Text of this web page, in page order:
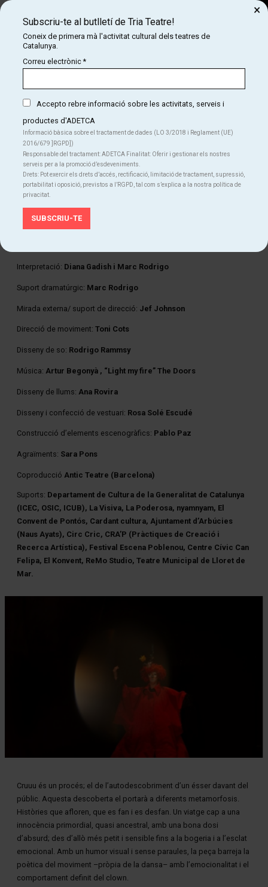
CARTELLERA
CRUUU
Del dj. 13.03.25 al dg. 12.04.26|20:00 h
Antic Teatre
Durada:60 min
Edat recomanada
A partir de 8 anys
Interpretació: Diana Gadish i Marc Rodrigo
Suport dramatúrgic: Marc Rodrigo
Mirada externa/ suport de direcció: Jef Johnson
Direcció de moviment: Toni Cots
Disseny de so: Rodrigo Rammsy
Música: Artur Begonyà , “Light my fire” The Doors
Disseny de llums: Ana Rovira
Disseny i confecció de vestuari: Rosa Solé Escudé
Construcció d’elements escenogràfics: Pablo Paz
Agraïments: Sara Pons
Coproducció Antic Teatre (Barcelona)
Suports: Departament de Cultura de la Generalitat de Catalunya
(ICEC, OSIC, ICUB), La Visiva, La Poderosa, nyamnyam, El
Convent de Pontós, Cardant cultura, Ajuntament d’Arbúcies
(Naus Ayats), Circ Cric, CRA’P (Pràctiques de Creació i
Recerca Artística), Festival Escena Poblenou, Centre Cívic Can
Felipa, El Konvent, ReMo Studio, Teatre Municipal de Lloret de
Mar.
Cruuu és un procés; el de l’autodescobriment d’un ésser davant del
públic. Aquesta descoberta el portarà a diferents metamorfosis.
Històries que afloren, que es fan i es desfan. Un viatge cap a una
innocència primordial, quasi ancestral, amb una bona dosi
d’absurd; des d’allò més petit i sensible fins a la bogeria i a l’esclat
emocional. Amb un humor visual i sense paraules, la peça barreja la
poètica del moviment –pròpia de la dansa– amb l’emocionalitat i el
comportament definit del clown.
Subscriu-te al butlletí de Tria Teatre!
Coneix de primera mà l'activitat cultural dels teatres de
Catalunya.
Correu electrònic*
Accepto rebre informació sobre les activitats, serveis i
productes d'ADETCA
Informació bàsica sobre el tractament de dades (LO 3/2018 i Reglament (UE)
2016/679 ]RGPD])
Responsable del tractament: ADETCA Finalitat: Oferir i gestionar els nostres
serveis per a la promoció d’esdeveniments.
Drets: Pot exercir els drets d’accés, rectificació, limitació de tractament, supressió,
portabilitat i oposició, previstos a l’RGPD, tal com s’explica a la nostra política de
privacitat.
×